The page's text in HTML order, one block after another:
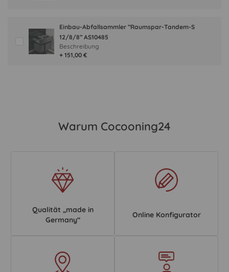
Einbau-Abfallsammler ”Raumspar-Tandem-S
12/8/8” AS10485
+ 151,00 €
Beschreibung
Warum Cocooning24
Qualität „made in
Germany“
Online Konfigurator